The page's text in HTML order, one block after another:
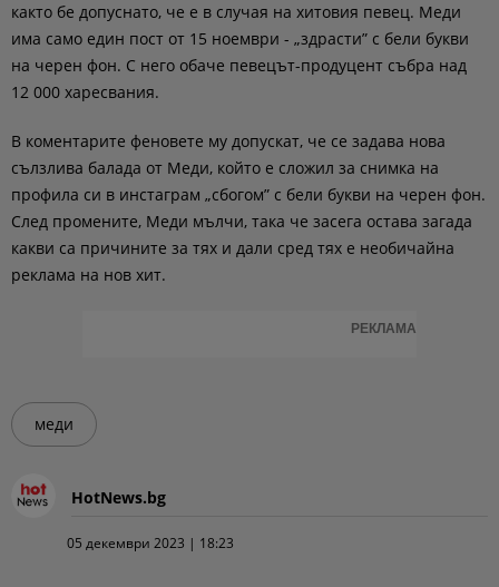
както бе допуснато, че е в случая на хитовия певец. Меди
има само един пост от 15 ноември - „здрасти” с бели букви
на черен фон. С него обаче певецът-продуцент събра над
12 000 харесвания.
В коментарите феновете му допускат, че се задава нова
сълзлива балада от Меди, който е сложил за снимка на
профила си в инстаграм „сбогом” с бели букви на черен фон.
След промените, Меди мълчи, така че засега остава загада
какви са причините за тях и дали сред тях е необичайна
реклама на нов хит.
РЕКЛАМА
меди
HotNews.bg
05 декември 2023 | 18:23